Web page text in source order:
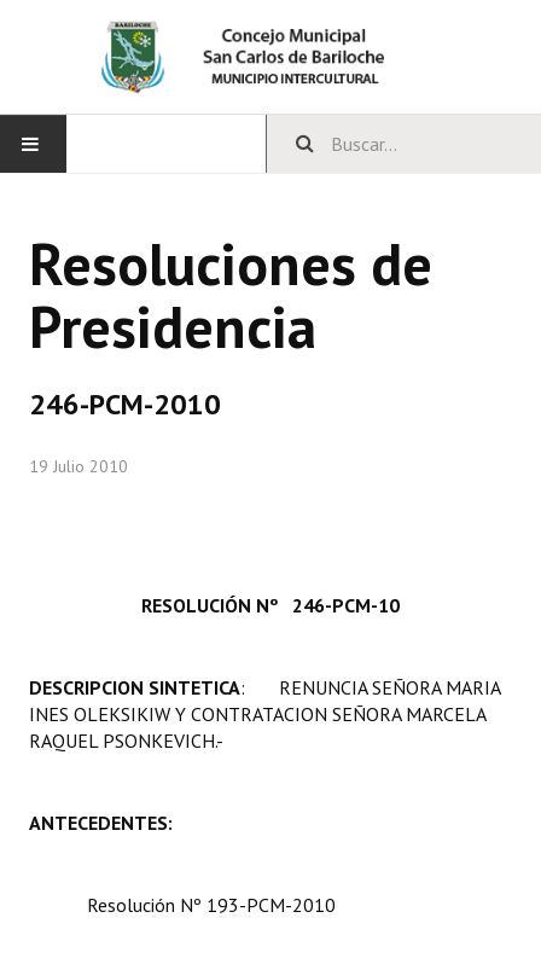
CONCEJO
Bloques Políticos
Comisiones Permanentes
Comisiones Especiales
Constitución Provincial
Reglamento Interno
Resoluciones de
Presidencia
246-PCM-2010
19 Julio 2010
RESOLUCIÓN Nº 246-PCM-10
DESCRIPCION SINTETICA: RENUNCIA SEÑORA MARIA
INES OLEKSIKIW Y CONTRATACION SEÑORA MARCELA
RAQUEL PSONKEVICH.-
ANTECEDENTES:
Resolución Nº 193-PCM-2010